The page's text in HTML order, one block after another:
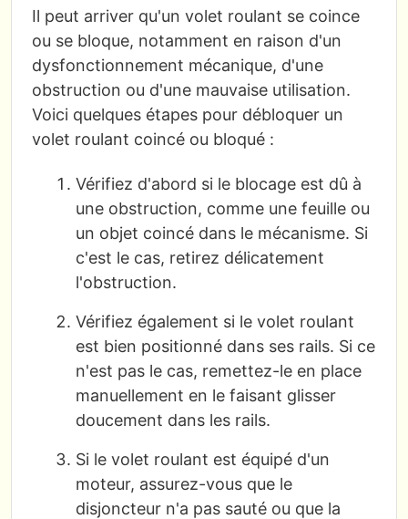
Il peut arriver qu'un volet roulant se coince
ou se bloque, notamment en raison d'un
dysfonctionnement mécanique, d'une
obstruction ou d'une mauvaise utilisation.
Voici quelques étapes pour débloquer un
volet roulant coincé ou bloqué :
Vérifiez d'abord si le blocage est dû à
une obstruction, comme une feuille ou
un objet coincé dans le mécanisme. Si
c'est le cas, retirez délicatement
l'obstruction.
Vérifiez également si le volet roulant
est bien positionné dans ses rails. Si ce
n'est pas le cas, remettez-le en place
manuellement en le faisant glisser
doucement dans les rails.
Si le volet roulant est équipé d'un
moteur, assurez-vous que le
disjoncteur n'a pas sauté ou que la